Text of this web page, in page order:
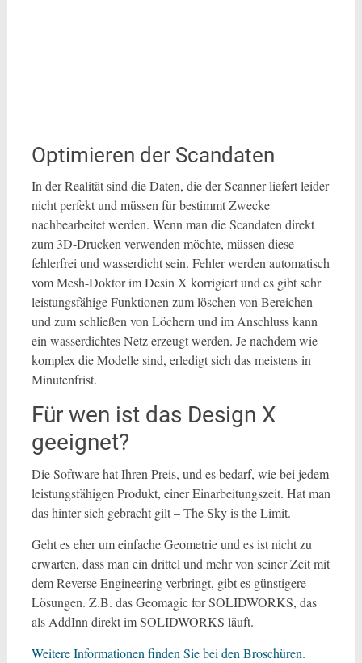
Optimieren der Scandaten
In der Realität sind die Daten, die der Scanner liefert leider
nicht perfekt und müssen für bestimmt Zwecke
nachbearbeitet werden. Wenn man die Scandaten direkt
zum 3D-Drucken verwenden möchte, müssen diese
fehlerfrei und wasserdicht sein. Fehler werden automatisch
vom Mesh-Doktor im Desin X korrigiert und es gibt sehr
leistungsfähige Funktionen zum löschen von Bereichen
und zum schließen von Löchern und im Anschluss kann
ein wasserdichtes Netz erzeugt werden. Je nachdem wie
komplex die Modelle sind, erledigt sich das meistens in
Minutenfrist.
Für wen ist das Design X
geeignet?
Die Software hat Ihren Preis, und es bedarf, wie bei jedem
leistungsfähigen Produkt, einer Einarbeitungszeit. Hat man
das hinter sich gebracht gilt – The Sky is the Limit.
Geht es eher um einfache Geometrie und es ist nicht zu
erwarten, dass man ein drittel und mehr von seiner Zeit mit
dem Reverse Engineering verbringt, gibt es günstigere
Lösungen. Z.B. das Geomagic for SOLIDWORKS, das
als AddInn direkt im SOLIDWORKS läuft.
Weitere Informationen finden Sie bei den Broschüren.